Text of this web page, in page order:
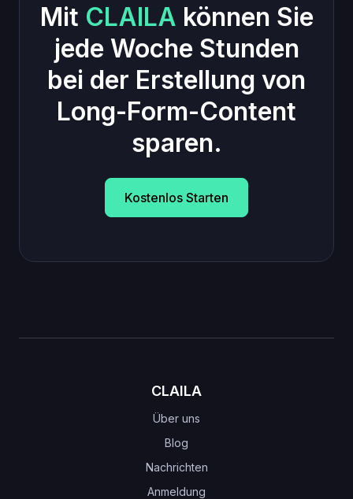
Mit CLAILA können Sie
jede Woche Stunden
bei der Erstellung von
Long-Form-Content
sparen.
Kostenlos Starten
CLAILA
Über uns
Blog
Nachrichten
Anmeldung